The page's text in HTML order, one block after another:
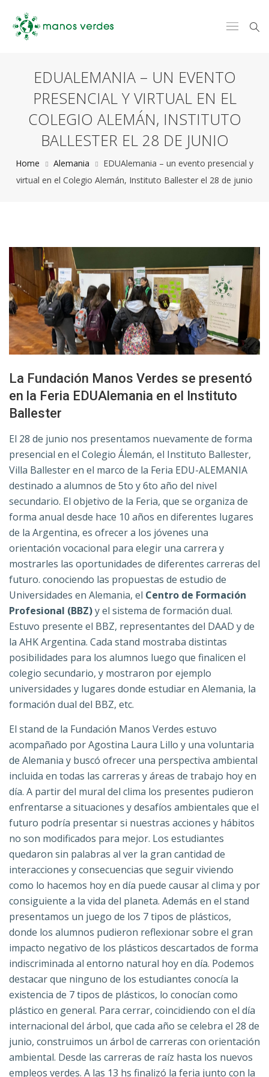
EDUALEMANIA – UN EVENTO
PRESENCIAL Y VIRTUAL EN EL
COLEGIO ALEMÁN, INSTITUTO
BALLESTER EL 28 DE JUNIO
Home Alemania
EDUAlemania – un evento presencial y
virtual en el Colegio Alemán, Instituto Ballester el 28 de junio
La Fundación Manos Verdes se presentó
en la Feria EDUAlemania en el Instituto
Ballester
El 28 de junio nos presentamos nuevamente de forma
presencial en el Colegio Álemán, el Instituto Ballester,
Villa Ballester en el marco de la Feria EDU-ALEMANIA
destinado a alumnos de 5to y 6to año del nivel
secundario. El objetivo de la Feria, que se organiza de
forma anual desde hace 10 años en diferentes lugares
de la Argentina, es ofrecer a los jóvenes una
orientación vocacional para elegir una carrera y
mostrarles las oportunidades de diferentes carreras del
futuro. conociendo las propuestas de estudio de
Universidades en Alemania, el Centro de Formación
Profesional (BBZ)y el sistema de formación dual.
Estuvo presente el BBZ, representantes del DAAD y de
la AHK Argentina. Cada stand mostraba distintas
posibilidades para los alumnos luego que finalicen el
colegio secundario, y mostraron por ejemplo
universidades y lugares donde estudiar en Alemania, la
formación dual del BBZ, etc.
El stand de la Fundación Manos Verdes estuvo
acompañado por Agostina Laura Lillo y una voluntaria
de Alemania y buscó ofrecer una perspectiva ambiental
incluida en todas las carreras y áreas de trabajo hoy en
día. A partir del mural del clima los presentes pudieron
enfrentarse a situaciones y desafíos ambientales que el
futuro podría presentar si nuestras acciones y hábitos
no son modificados para mejor. Los estudiantes
quedaron sin palabras al ver la gran cantidad de
interacciones y consecuencias que seguir viviendo
como lo hacemos hoy en día puede causar al clima y por
consiguiente a la vida del planeta. Además en el stand
presentamos un juego de los 7 tipos de plásticos,
donde los alumnos pudieron reflexionar sobre el gran
impacto negativo de los plásticos descartados de forma
indiscriminada al entorno natural hoy en día. Podemos
destacar que ninguno de los estudiantes conocía la
existencia de 7 tipos de plásticos, lo conocían como
plástico en general. Para cerrar, coincidiendo con el día
internacional del árbol, que cada año se celebra el 28 de
junio, construimos un árbol de carreras con orientación
ambiental. Desde las carreras de raíz hasta los nuevos
empleos verdes. A las 13 hs finalizó la feria junto con la